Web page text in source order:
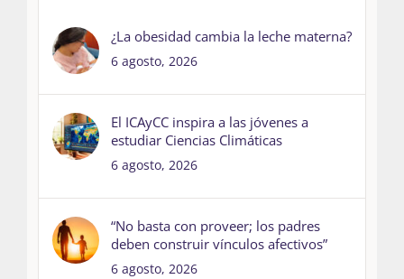
¿La obesidad cambia la leche materna?
6 agosto, 2026
El ICAyCC inspira a las jóvenes a
estudiar Ciencias Climáticas
6 agosto, 2026
“No basta con proveer; los padres
deben construir vínculos afectivos”
6 agosto, 2026